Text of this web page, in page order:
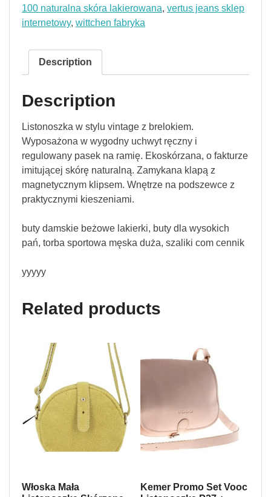
100 naturalna skóra lakierowana, vertus jeans sklep
internetowy, wittchen fabryka
Description
Description
Listonoszka w stylu vintage z brelokiem.
Wyposażona w wygodny uchwyt ręczny i
regulowany pasek na ramię. Ekoskórzana, o fakturze
imitującej skórę naturalną. Zamykana klapą z
magnetycznym klipsem. Wnętrze na podszewce z
praktycznymi kieszeniami.
buty damskie beżowe lakierki, buty dla wysokich
pań, torba sportowa męska duża, szaliki com cennik
yyyyy
Related products
Włoska Mała
Kemer Promo Set Vooc